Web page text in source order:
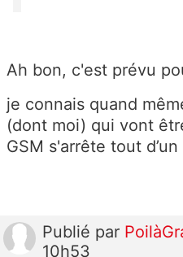
Ah bon, c'est prévu
je connais quand
(dont moi) qui vont
GSM s'arrête tout
Publié par
10h53